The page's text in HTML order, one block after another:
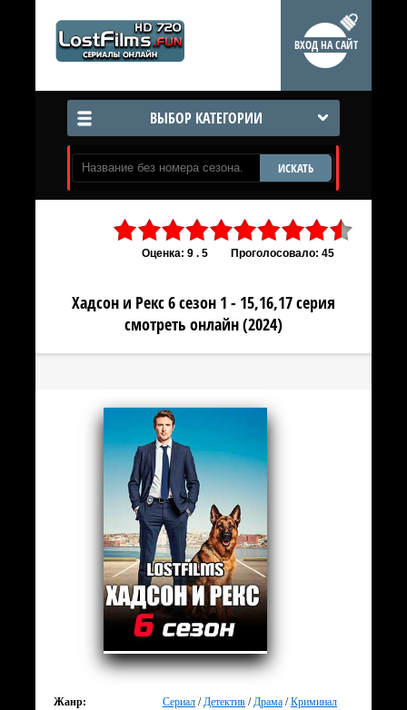
ВХОД НА САЙТ
ВЫБОР КАТЕГОРИИ
ИСКАТЬ
Оценка: 9 . 5 Проголосовало: 45
Хадсон и Рекс 6 сезон 1 - 15,16,17 серия
смотреть онлайн (2024)
Жанр: Сериал /Детектив /Драма /Криминал